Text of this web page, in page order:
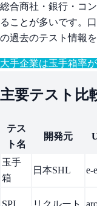
総合商社・銀行・コ
ることが多いです。
の過去のテスト情報
大手企業は玉手箱率
主要テスト比
テス
ト名
開発元
玉手
箱
日本SHL e-
SPI リクルート